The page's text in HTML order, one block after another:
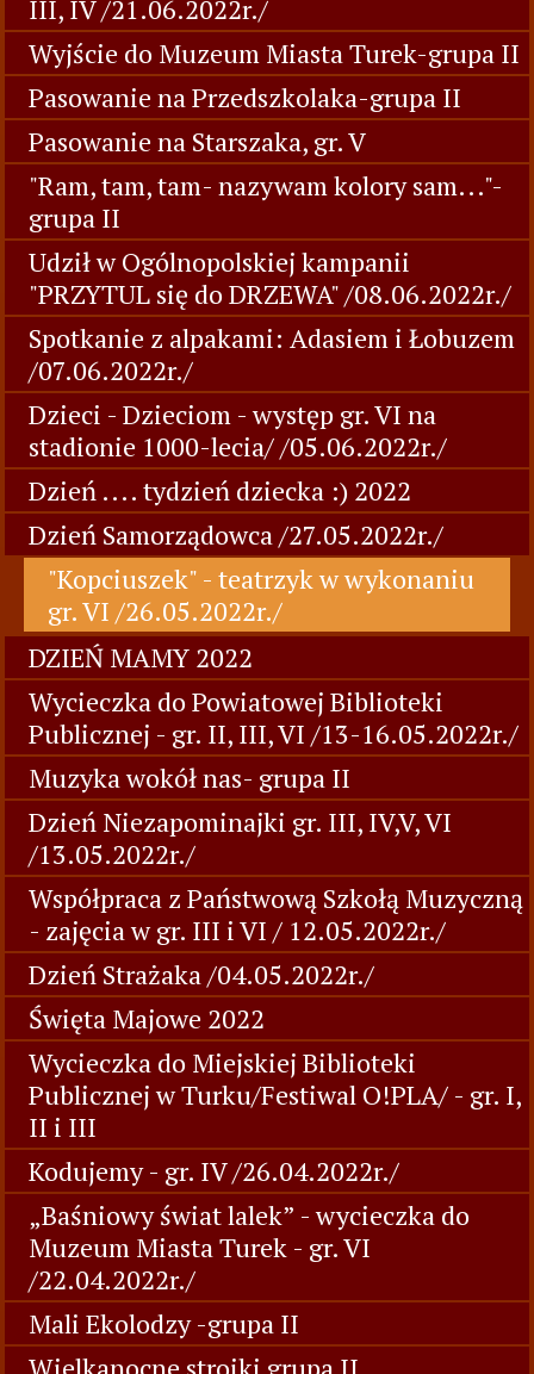
III, IV /21.06.2022r./
Wyjście do Muzeum Miasta Turek-grupa II
Pasowanie na Przedszkolaka-grupa II
Pasowanie na Starszaka, gr. V
"Ram, tam, tam- nazywam kolory sam..."-
grupa II
Udził w Ogólnopolskiej kampanii
"PRZYTUL się do DRZEWA" /08.06.2022r./
Spotkanie z alpakami: Adasiem i Łobuzem
/07.06.2022r./
Dzieci - Dzieciom - występ gr. VI na
stadionie 1000-lecia/ /05.06.2022r./
Dzień .... tydzień dziecka :) 2022
Dzień Samorządowca /27.05.2022r./
"Kopciuszek" - teatrzyk w wykonaniu
gr. VI /26.05.2022r./
DZIEŃ MAMY 2022
Wycieczka do Powiatowej Biblioteki
Publicznej - gr. II, III, VI /13-16.05.2022r./
Muzyka wokół nas- grupa II
Dzień Niezapominajki gr. III, IV,V, VI
/13.05.2022r./
Współpraca z Państwową Szkołą Muzyczną
- zajęcia w gr. III i VI / 12.05.2022r./
Dzień Strażaka /04.05.2022r./
Święta Majowe 2022
Wycieczka do Miejskiej Biblioteki
Publicznej w Turku/Festiwal O!PLA/ - gr. I,
II i III
Kodujemy - gr. IV /26.04.2022r./
„Baśniowy świat lalek” - wycieczka do
Muzeum Miasta Turek - gr. VI
/22.04.2022r./
Mali Ekolodzy -grupa II